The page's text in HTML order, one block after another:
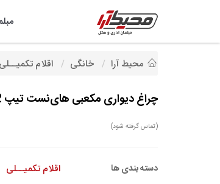
محیط آرا خانگی اقلام تکمیــلی
چراغ دیواری مکعبی های‌نست تیپ 8732
(تماس گرفته شود)
دسته بندی ها اقلام تکمیــلی